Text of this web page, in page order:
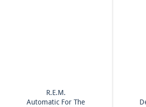
R.E.M.
Automatic For The